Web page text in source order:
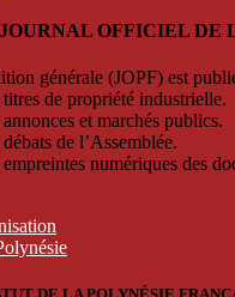
OFFICIEL DE
générale (JOPF) est
titres de propriété industrielle.
et marchés publics.
de l’Assemblée.
numériques des